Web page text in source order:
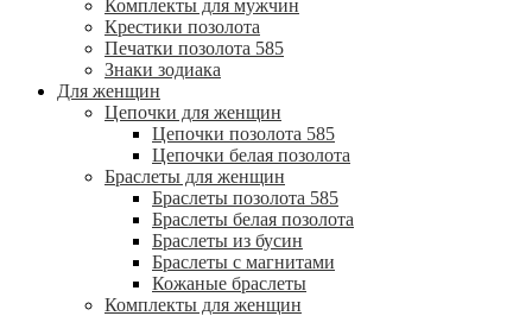
Комплекты для мужчин
Крестики позолота
Печатки позолота 585
Знаки зодиака
Для женщин
Цепочки для женщин
Цепочки позолота 585
Цепочки белая позолота
Браслеты для женщин
Браслеты позолота 585
Браслеты белая позолота
Браслеты из бусин
Браслеты с магнитами
Кожаные браслеты
Комплекты для женщин